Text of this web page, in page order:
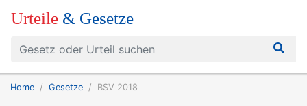
Urteile & Gesetze
Home Gesetze BSV 2018